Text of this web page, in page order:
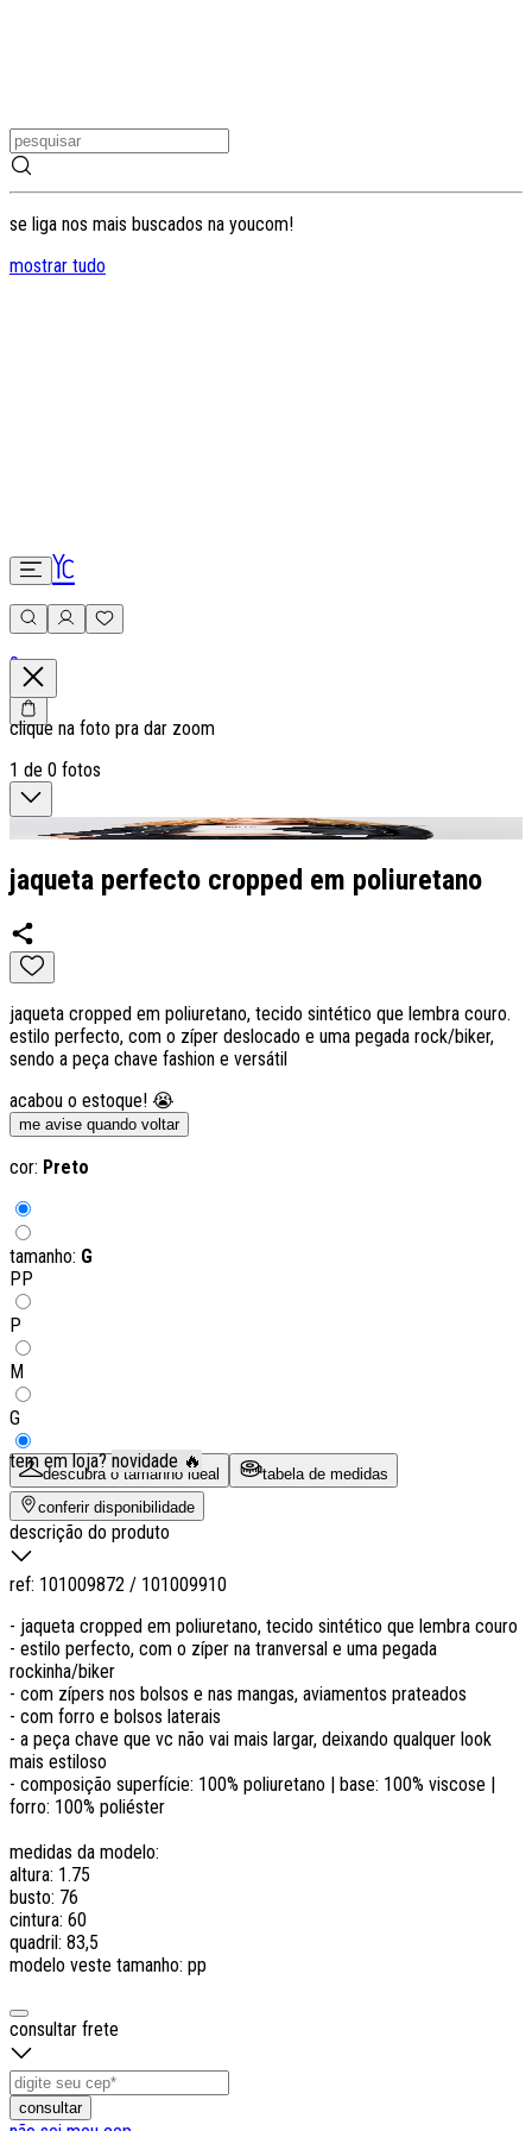
se liga nos mais buscados na youcom!
mostrar tudo
0
clique na foto pra dar zoom
1 de 0 fotos
jaqueta perfecto cropped em poliuretano
jaqueta cropped em poliuretano, tecido sintético que lembra couro.
estilo perfecto, com o zíper deslocado e uma pegada rock/biker,
sendo a peça chave fashion e versátil
acabou o estoque! 😭
me avise quando voltar
cor: Preto
tamanho: G
PP
P
M
G
descubra o tamanho ideal tabela de medidas
tem em loja? novidade 🔥
conferir disponibilidade
descrição do produto
ref: 101009872 / 101009910
- jaqueta cropped em poliuretano, tecido sintético que lembra couro
- estilo perfecto, com o zíper na tranversal e uma pegada
rockinha/biker
- com zípers nos bolsos e nas mangas, aviamentos prateados
- com forro e bolsos laterais
- a peça chave que vc não vai mais largar, deixando qualquer look
mais estiloso
- composição superfície: 100% poliuretano | base: 100% viscose |
forro: 100% poliéster
medidas da modelo:
altura: 1.75
busto: 76
cintura: 60
quadril: 83,5
modelo veste tamanho: pp
consultar frete
consultar